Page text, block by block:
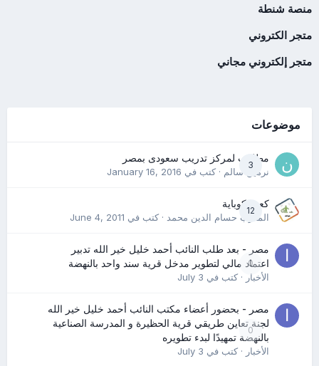
منصة شنطة
متجر الكتروني
متجر إلكتروني مجاني
موضوعات
3
مطلوب لمركز تدريب سعودى بمصر
نرمين سالم· كتب في January 16, 2016
12
كعب كوباية
المدرب حسام الدين محمد· كتب في June 4, 2011
0
مصر - بعد طلب النائب أحمد خليل خير الله تدبير
اعتماد مالي لتطوير مدخل قرية سند واحد بالنهضة
الأخبار· كتب في July 3
0
مصر - بحضور أعضاء مكتب النائب أحمد خليل خير الله
لجنة تعاين طريقي قرية الحظيرة و المدرسة الصناعية
بالنهضة تمهيدًا لبدء تطويره
الأخبار· كتب في July 3